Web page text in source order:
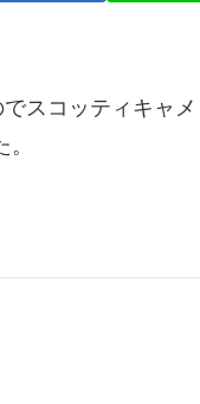
スコッティキャ